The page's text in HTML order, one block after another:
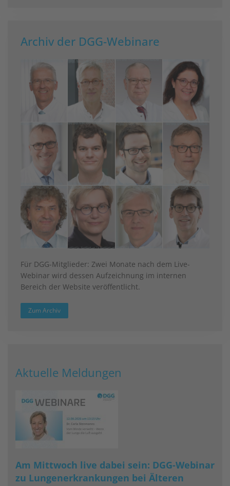
Archiv der DGG-Webinare
Für DGG-Mitglieder: Zwei Monate nach dem Live-
Webinar wird dessen Aufzeichnung im internen
Bereich der Website veröffentlicht.
Zum Archiv
Aktuelle Meldungen
Am Mittwoch live dabei sein: DGG-Webinar
zu Lungenerkrankungen bei Älteren